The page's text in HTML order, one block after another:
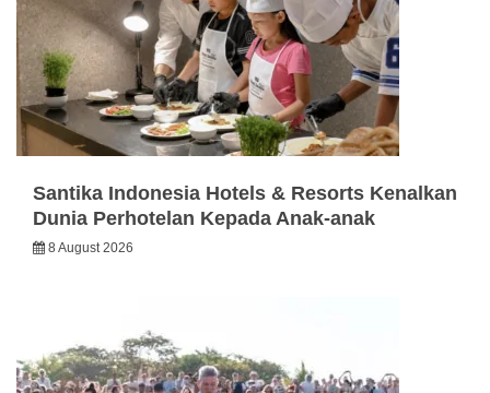
Santika Indonesia Hotels & Resorts Kenalkan
Dunia Perhotelan Kepada Anak-anak
8 August 2026